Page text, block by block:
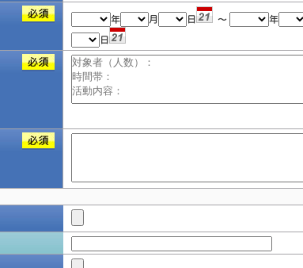
年 月 日 〜 年
日